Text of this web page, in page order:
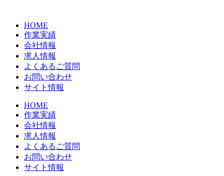
HOME
作業実績
会社情報
求人情報
よくあるご質問
お問い合わせ
サイト情報
HOME
作業実績
会社情報
求人情報
よくあるご質問
お問い合わせ
サイト情報